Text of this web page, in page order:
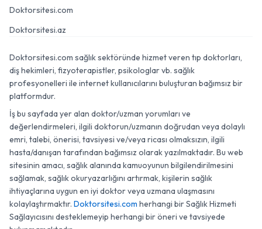
Doktorsitesi.com
Doktorsitesi.az
Doktorsitesi.com sağlık sektöründe hizmet veren tıp doktorları,
diş hekimleri, fizyoterapistler, psikologlar vb. sağlık
profesyonelleri ile internet kullanıcılarını buluşturan bağımsız bir
platformdur.
İş bu sayfada yer alan doktor/uzman yorumları ve
değerlendirmeleri, ilgili doktorun/uzmanın doğrudan veya dolaylı
emri, talebi, önerisi, tavsiyesi ve/veya ricası olmaksızın, ilgili
hasta/danışan tarafından bağımsız olarak yazılmaktadır. Bu web
sitesinin amacı, sağlık alanında kamuoyunun bilgilendirilmesini
sağlamak, sağlık okuryazarlığını artırmak, kişilerin sağlık
ihtiyaçlarına uygun en iyi doktor veya uzmana ulaşmasını
kolaylaştırmaktır. Doktorsitesi.com herhangi bir Sağlık Hizmeti
Sağlayıcısını desteklemeyip herhangi bir öneri ve tavsiyede